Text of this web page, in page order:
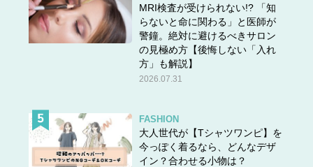
MRI検査が受けられない!? 「知
らないと命に関わる」と医師が
警鐘。絶対に避けるべきサロン
の見極め方【後悔しない「入れ
方」も解説】
2026.07.31
FASHION
大人世代が【Tシャツワンピ】を
今っぽく着るなら、どんなデザ
イン？合わせる小物は？